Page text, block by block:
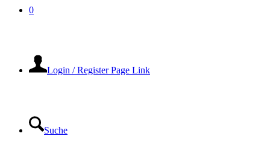
0
Login / Register Page Link
Suche